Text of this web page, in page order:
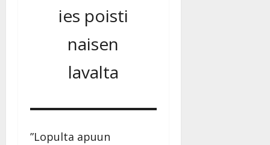
ies poisti
naisen
lavalta
”Lopulta apuun